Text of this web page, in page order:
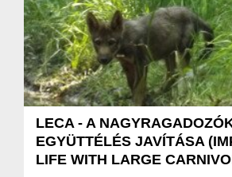
LECA - A
EGYÜTTÉLÉS JAVÍTÁSA
LIFE WITH LARGE